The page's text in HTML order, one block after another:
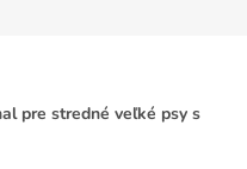
pre stredné veľké psy s